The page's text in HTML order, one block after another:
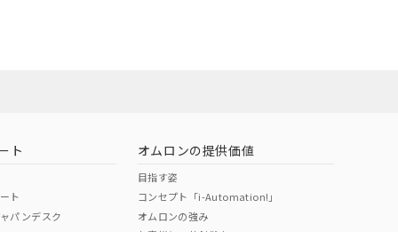
ト
ト
パンデスク
オムロンの提供価値
目指す姿
コンセプト「i-Automation!」
オムロンの強み